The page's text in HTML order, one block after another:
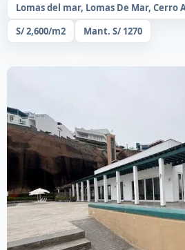
Lomas del mar, Lomas De Mar, Cerro
S/ 2,600/m2
Mant. S/ 1270